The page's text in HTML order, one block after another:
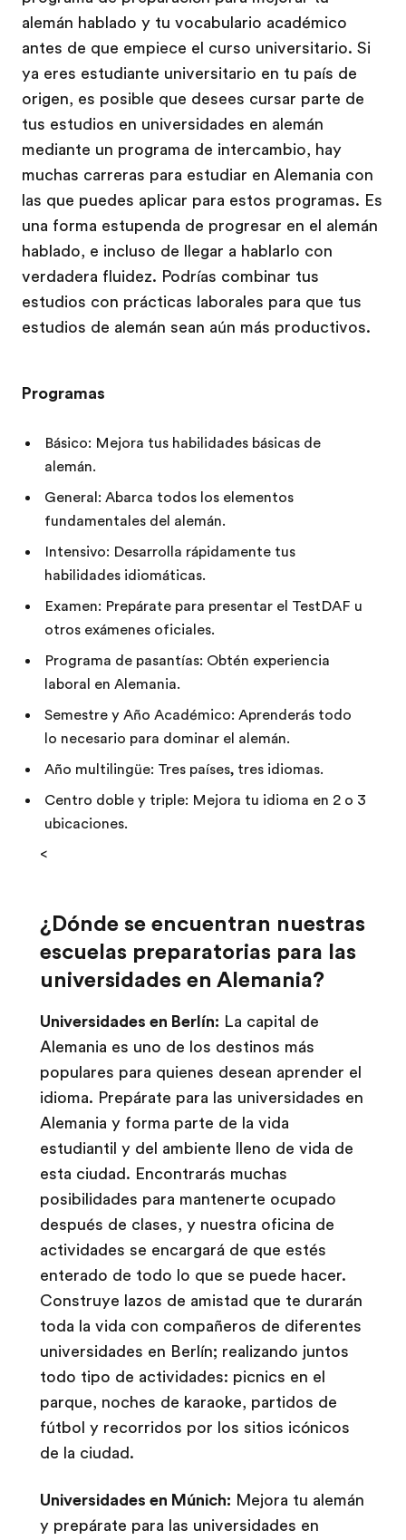
alemán hablado y tu vocabulario académico
antes de que empiece el curso universitario. Si
ya eres estudiante universitario en tu país de
origen, es posible que desees cursar parte de
tus estudios en universidades en alemán
mediante un programa de intercambio, hay
muchas carreras para estudiar en Alemania con
las que puedes aplicar para estos programas. Es
una forma estupenda de progresar en el alemán
hablado, e incluso de llegar a hablarlo con
verdadera fluidez. Podrías combinar tus
estudios con prácticas laborales para que tus
estudios de alemán sean aún más productivos.
Programas
Básico: Mejora tus habilidades básicas de
alemán.
General: Abarca todos los elementos
fundamentales del alemán.
Intensivo: Desarrolla rápidamente tus
habilidades idiomáticas.
Examen: Prepárate para presentar el TestDAF u
otros exámenes oficiales.
Programa de pasantías: Obtén experiencia
laboral en Alemania.
Semestre y Año Académico: Aprenderás todo
lo necesario para dominar el alemán.
Año multilingüe: Tres países, tres idiomas.
Centro doble y triple: Mejora tu idioma en 2 o 3
ubicaciones.
<
¿Dónde se encuentran nuestras
escuelas preparatorias para las
universidades en Alemania?
Universidades en Berlín: La capital de
Alemania es uno de los destinos más
populares para quienes desean aprender el
idioma. Prepárate para las universidades en
Alemania y forma parte de la vida
estudiantil y del ambiente lleno de vida de
esta ciudad. Encontrarás muchas
posibilidades para mantenerte ocupado
después de clases, y nuestra oficina de
actividades se encargará de que estés
enterado de todo lo que se puede hacer.
Construye lazos de amistad que te durarán
toda la vida con compañeros de diferentes
universidades en Berlín; realizando juntos
todo tipo de actividades: picnics en el
parque, noches de karaoke, partidos de
fútbol y recorridos por los sitios icónicos
de la ciudad.
Universidades en Múnich: Mejora tu alemán
y prepárate para las universidades en